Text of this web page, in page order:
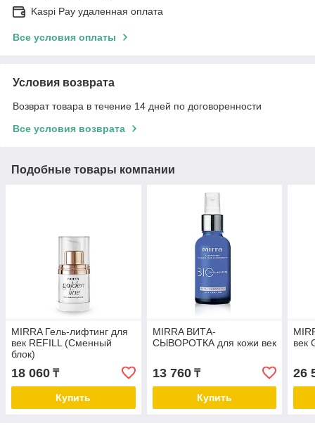
Kaspi Pay удаленная оплата
Все условия оплаты
Условия возврата
Возврат товара в течение 14 дней по договоренности
Все условия возврата
Подобные товары компании
MIRRA Гель-лифтинг для
век REFILL (Сменный
блок)
18 060 ₸
Купить
MIRRA ВИТА-
СЫВОРОТКА для кожи век
13 760₸
Купить
век
26